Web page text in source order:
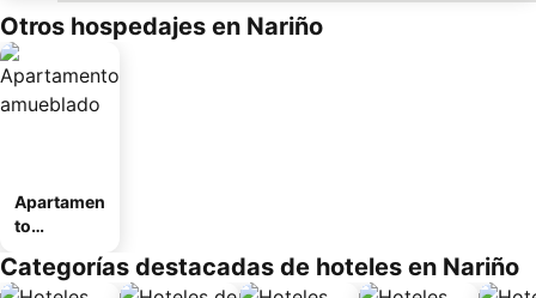
Otros hospedajes en Nariño
Apartamen
to
o
Categorías destacadas de hoteles en Nariño